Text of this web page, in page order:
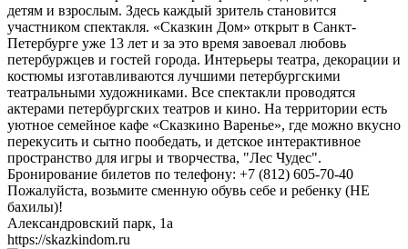
детям и взрослым. Здесь каждый зритель становится
участником спектакля. «Сказкин Дом» открыт в Санкт-
Петербурге уже 13 лет и за это время завоевал любовь
петербуржцев и гостей города. Интерьеры театра, декорации и
костюмы изготавливаются лучшими петербургскими
театральными художниками. Все спектакли проводятся
актерами петербургских театров и кино. На территории есть
уютное семейное кафе «Сказкино Варенье», где можно вкусно
перекусить и сытно пообедать, и детское интерактивное
пространство для игры и творчества, "Лес Чудес".
Бронирование билетов по телефону: +7 (812) 605-70-40
Пожалуйста, возьмите сменную обувь себе и ребенку (НЕ
бахилы)!
Александровский парк, 1а
https://skazkindom.ru